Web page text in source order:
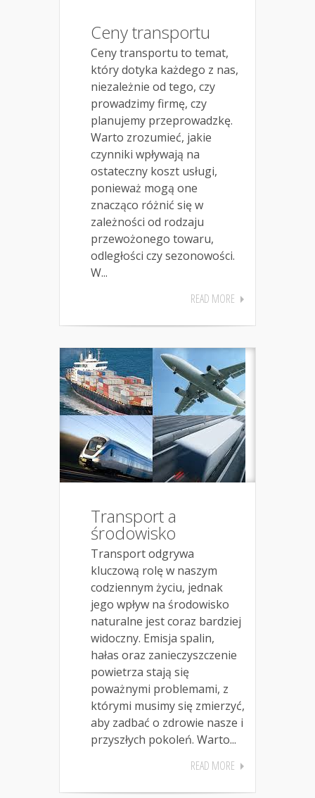
Ceny transportu
Ceny transportu to temat,
który dotyka każdego z nas,
niezależnie od tego, czy
prowadzimy firmę, czy
planujemy przeprowadzkę.
Warto zrozumieć, jakie
czynniki wpływają na
ostateczny koszt usługi,
ponieważ mogą one
znacząco różnić się w
zależności od rodzaju
przewożonego towaru,
odległości czy sezonowości.
W...
READ MORE
Transport a
środowisko
Transport odgrywa
kluczową rolę w naszym
codziennym życiu, jednak
jego wpływ na środowisko
naturalne jest coraz bardziej
widoczny. Emisja spalin,
hałas oraz zanieczyszczenie
powietrza stają się
poważnymi problemami, z
którymi musimy się zmierzyć,
aby zadbać o zdrowie nasze i
przyszłych pokoleń. Warto...
READ MORE